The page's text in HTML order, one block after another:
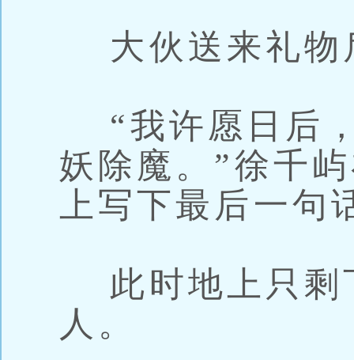
大伙送来礼物
“我许愿日后
妖除魔。”徐千
上写下最后一句
此时地上只剩
人。